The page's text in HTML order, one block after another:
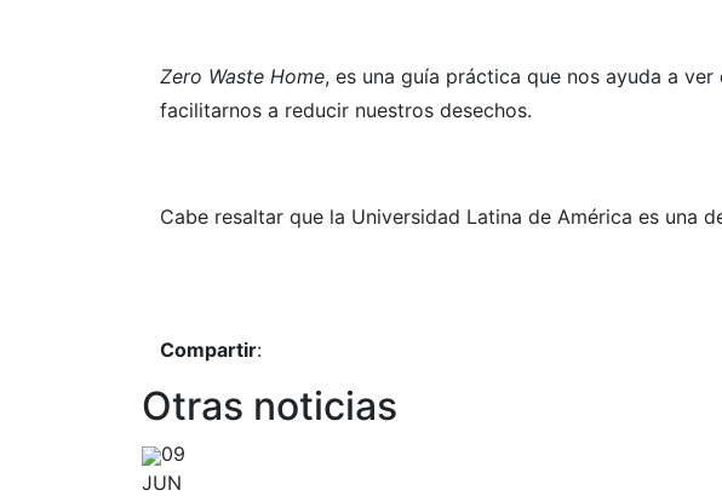
Zero Waste Home, es una guía práctica que nos ayuda a
facilitarnos a reducir nuestros desechos.
Cabe resaltar que la Universidad Latina de América es una
Compartir:
Otras noticias
09
JUN